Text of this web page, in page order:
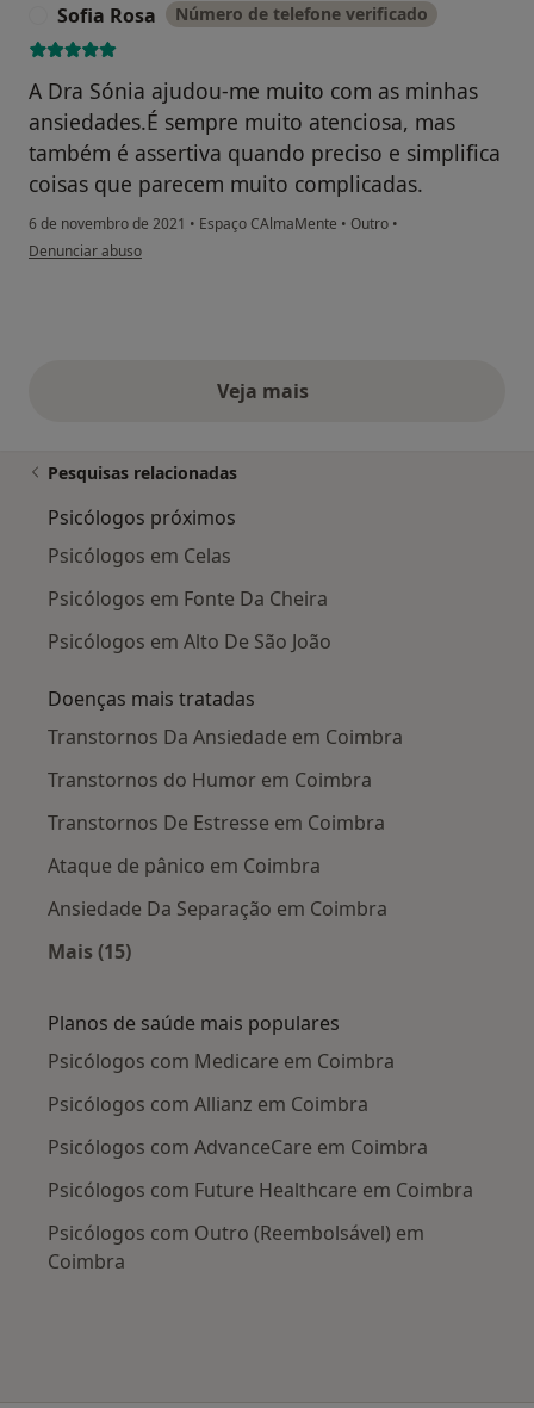
Sofia Rosa Número de telefone verificado
A Dra Sónia ajudou-me muito com as minhas
ansiedades.É sempre muito atenciosa, mas
também é assertiva quando preciso e simplifica
coisas que parecem muito complicadas.
6 de novembro de 2021 • Espaço CAlmaMente • Outro •
na opinião do utilizador Sofia Rosa
Denunciar abuso
Veja maisopiniões acima
Pesquisas relacionadas
Psicólogos próximos
Psicólogos em Celas
Psicólogos em Fonte Da Cheira
Psicólogos em Alto De São João
Doenças mais tratadas
Transtornos Da Ansiedade em Coimbra
Transtornos do Humor em Coimbra
Transtornos De Estresse em Coimbra
Ataque de pânico em Coimbra
Ansiedade Da Separação em Coimbra
Mais (15)
Planos de saúde mais populares
Psicólogos com Medicare em Coimbra
Psicólogos com Allianz em Coimbra
Psicólogos com AdvanceCare em Coimbra
Psicólogos com Future Healthcare em Coimbra
Psicólogos com Outro (Reembolsável) em
Coimbra